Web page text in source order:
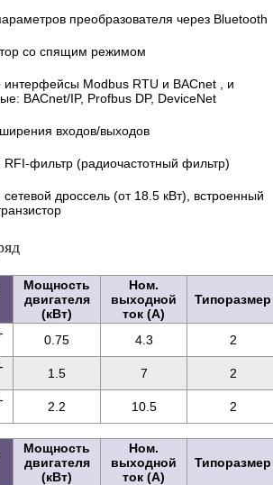
преобразователя через Bluetooth
со спящим режимом
интерфейсы Modbus RTU и BACnet , и
BACnet/IP, Profbus DP, DeviceNet
входов/выходов
RFI-фильтр (радиочастотный фильтр)
дроссель (от 18.5 кВт), встроенный
Мощность
двигателя
(кВт)
Ном.
выходной
ток (A)
Типоразмер
0.75 4.3
2
1.5 7
2
2.2 10.5 2
Мощность
двигателя
(кВт)
Ном.
выходной
ток (A)
Типоразмер